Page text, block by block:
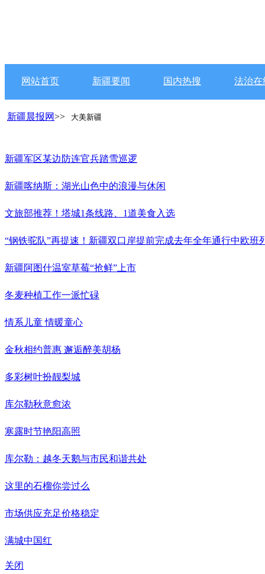
网站首页 新疆要闻 国内热搜 法治在
新疆晨报网>> 大美新疆
新疆军区某边防连官兵踏雪巡逻
新疆喀纳斯：湖光山色中的浪漫与休闲
文旅部推荐！塔城1条线路、1道美食入选
“钢铁驼队”再提速！新疆双口岸提前完成去年全年通行中欧班
新疆阿图什温室草莓“抢鲜”上市
冬麦种植工作一派忙碌
情系儿童 情暖童心
金秋相约普惠 邂逅醉美胡杨
多彩树叶扮靓梨城
库尔勒秋意愈浓
寒露时节艳阳高照
库尔勒：越冬天鹅与市民和谐共处
这里的石榴你尝过么
市场供应充足价格稳定
满城中国红
关闭